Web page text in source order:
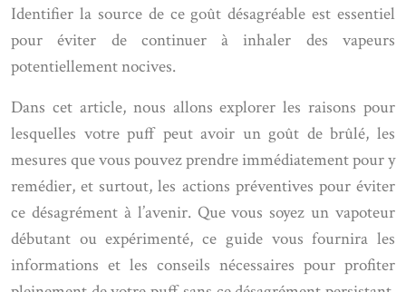
Identifier la source de ce goût désagréable est essentiel
pour éviter de continuer à inhaler des vapeurs
potentiellement nocives.
Dans cet article, nous allons explorer les raisons pour
lesquelles votre puff peut avoir un goût de brûlé, les
mesures que vous pouvez prendre immédiatement pour y
remédier, et surtout, les actions préventives pour éviter
ce désagrément à l’avenir. Que vous soyez un vapoteur
débutant ou expérimenté, ce guide vous fournira les
informations et les conseils nécessaires pour profiter